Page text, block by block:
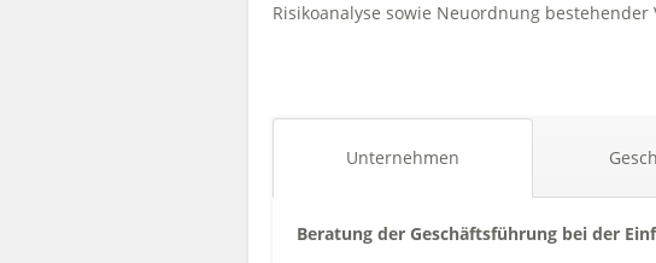
Risikoanalyse sowie Neuordnung bestehender
Unternehmen
Beratung der Geschäftsführung bei der